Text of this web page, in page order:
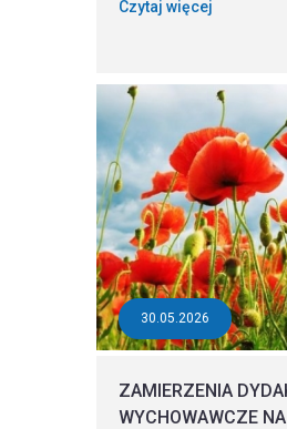
Czytaj więcej
30.05.2026
ZAMIERZENIA
WYCHOWAWCZE